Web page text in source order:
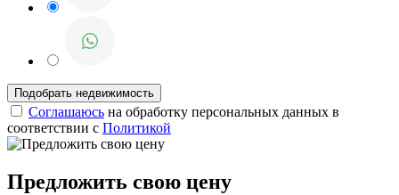
Соглашаюсь на обработку персональных данных в
соответствии с Политикой
Предложить свою цену